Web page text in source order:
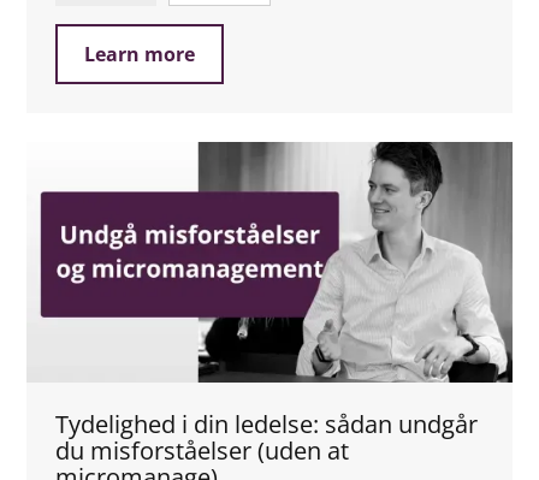
Learn more
Tydelighed i din ledelse: sådan undgår
du misforståelser (uden at